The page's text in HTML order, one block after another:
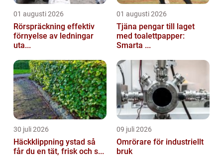
01 augusti 2026
Rörspräckning effektiv
förnyelse av ledningar
uta...
01 augusti 2026
Tjäna pengar till laget
med toalettpapper:
Smarta ...
30 juli 2026
Häckklippning ystad så
får du en tät, frisk och s...
09 juli 2026
Omrörare för industriellt
bruk